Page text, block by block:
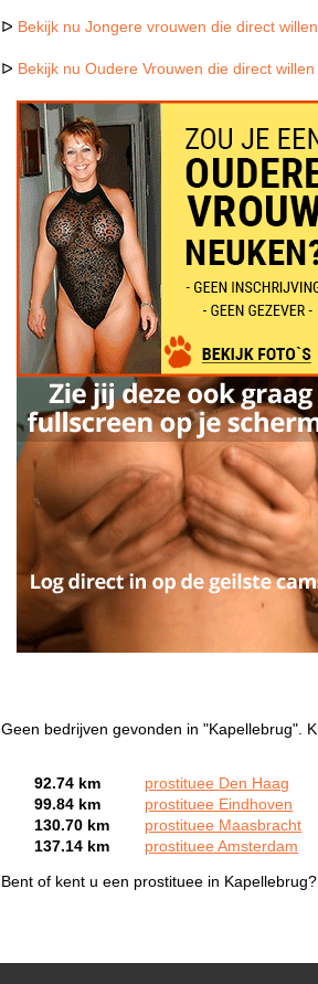
ᐅ Bekijk nu Jongere vrouwen die direct
ᐅ Bekijk nu Oudere Vrouwen die direct
Geen bedrijven gevonden in "Kapellebrug".
92.74 km
prostituee Den Haag
99.84 km
prostituee Eindhoven
130.70 km
prostituee Maasbracht
137.14 km
prostituee Amsterdam
Bent of kent u een prostituee in Kapellebrug?